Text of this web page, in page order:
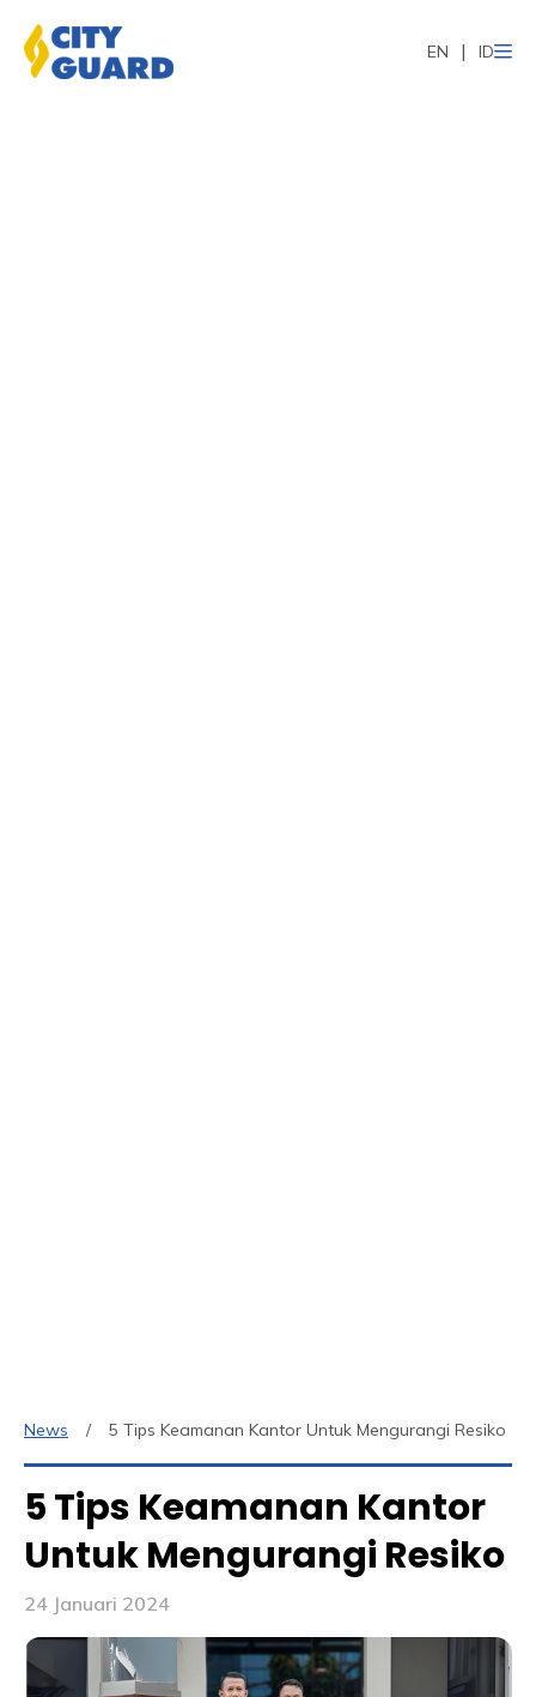
EN ID
News 5 Tips Keamanan Kantor Untuk Mengurangi Resiko
5 Tips Keamanan Kantor
Untuk Mengurangi Resiko
24 Januari 2024